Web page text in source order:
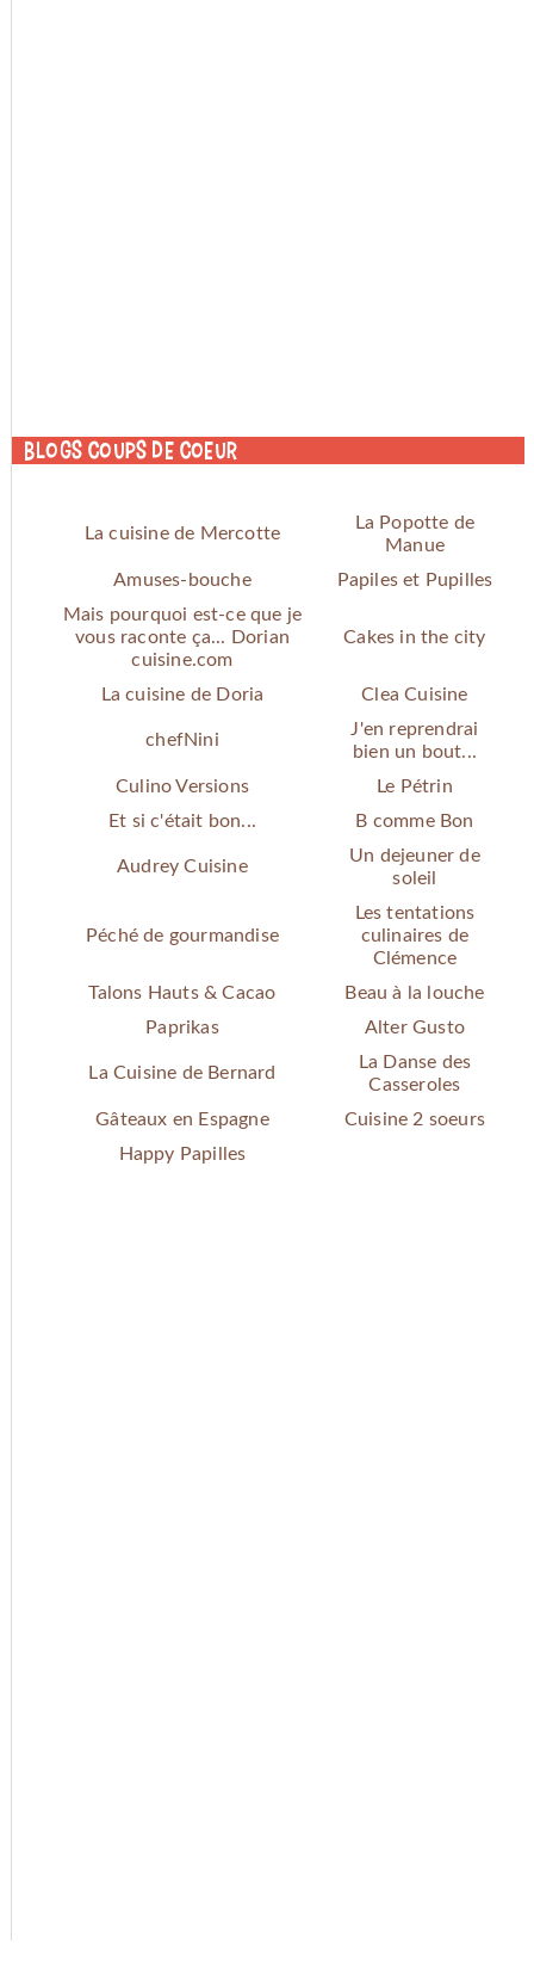
Blogs coups de coeur
La cuisine de Mercotte
La Popotte de
Manue
Amuses-bouche
Papiles et Pupilles
Mais pourquoi est-ce que je
vous raconte ça... Dorian
cuisine.com
Cakes in the city
La cuisine de Doria Clea Cuisine
chefNini
J'en reprendrai
bien un bout...
Culino Versions
Le Pétrin
Et si c'était bon...
B comme Bon
Audrey Cuisine
Un dejeuner de
soleil
Péché de gourmandise
Les tentations
culinaires de
Clémence
Talons Hauts & Cacao
Beau à la louche
Paprikas
Alter Gusto
La Cuisine de Bernard
La Danse des
Casseroles
Gâteaux en Espagne
Cuisine 2 soeurs
Happy Papilles